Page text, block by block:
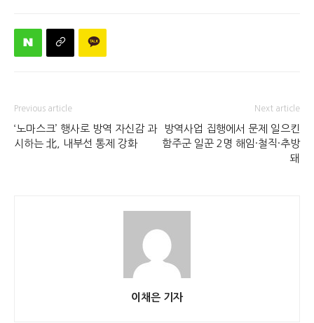
Previous article
‘노마스크’ 행사로 방역 자신감 과
시하는 北, 내부선 통제 강화
Next article
방역사업 집행에서 문제 일으킨
함주군 일꾼 2명 해임·철직·추방
돼
이채은 기자